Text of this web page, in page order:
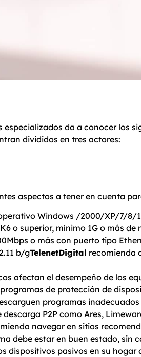
especializados da a conocer los
divididos en tres actores:
aspectos a tener en cuenta
Windows /2000/XP/7/8/
o superior, mínimo 1G o más de
o más con puerto tipo
b/gTelenetDigital recomienda
afectan el desempeño de los
de protección de
programas
P2P como Ares,
navegar en sitios
debe estar en buen estado, sin
dispositivos pasivos en su hogar